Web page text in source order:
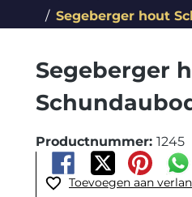
Segeberger hout
Segeberger
Productnummer: 1245
Toevoegen aan